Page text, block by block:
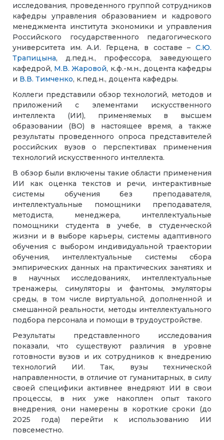
исследования, проведенного группой сотрудников
кафедры управления образованием и кадрового
менеджмента института экономики и управления
Российского государственного педагогического
университета им. А.И. Герцена, в составе – С.Ю.
Трапицына, д.пед.н., профессора, заведующего
кафедрой, М.В. Жаровой, к.ф.-м.н., доцента кафедры
и В.В. Тимченко, к.пед.н., доцента кафедры.
Коллеги представили обзор технологий, методов и
приложений с элементами искусственного
интеллекта (ИИ), применяемых в высшем
образовании (ВО) в настоящее время, а также
результаты проведенного опроса представителей
российских вузов о перспективах применения
технологий искусственного интеллекта.
В обзор были включены такие области применения
ИИ как оценка текстов и речи, интерактивные
системы обучения без преподавателя,
интеллектуальные помощники преподавателя,
методиста, менеджера, интеллектуальные
помощники студента в учебе, в студенческой
жизни и в выборе карьеры, системы адаптивного
обучения с выбором индивидуальной траектории
обучения, интеллектуальные системы сбора
эмпирических данных на практических занятиях и
в научных исследованиях, интеллектуальные
тренажеры, симуляторы и фантомы, эмуляторы
среды, в том числе виртуальной, дополненной и
смешанной реальности, методы интеллектуального
подбора персонала и помощи в трудоустройстве.
Результаты представленного исследования
показали, что существуют различия в уровне
готовности вузов и их сотрудников к внедрению
технологий ИИ. Так, вузы технической
направленности, в отличие от гуманитарных, в силу
своей специфики активнее внедряют ИИ в свои
процессы, в них уже накоплен опыт такого
внедрения, они намерены в короткие сроки (до
2025 года) перейти к использованию ИИ
повсеместно.